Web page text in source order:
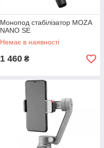
Монопод стабілізатор MOZA
NANO SE
Немає в наявності
1 460 ₴